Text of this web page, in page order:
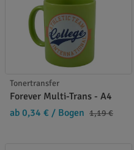
Tonertransfer
Forever Multi-Trans - A4
ab 0,34 € / Bogen 1,19 €